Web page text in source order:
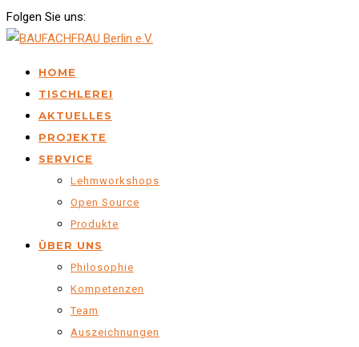
Folgen Sie uns:
HOME
TISCHLEREI
AKTUELLES
PROJEKTE
SERVICE
Lehmworkshops
Open Source
Produkte
ÜBER UNS
Philosophie
Kompetenzen
Team
Auszeichnungen